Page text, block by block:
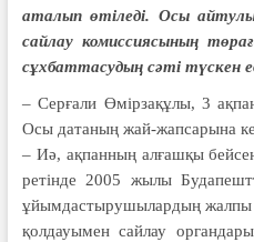
аталып өтіледі. Осы
сайлау комиссиясының
сұхбаттасудың сәті түскен
– Серғали Өмірзақұлы, 3
Осы датаның жай-жап­сары­на
– Иә, ақпанның алғашқы
ретінде 2005 жылы
ұйымдастырушылардың
қолдауы­мен сайлау